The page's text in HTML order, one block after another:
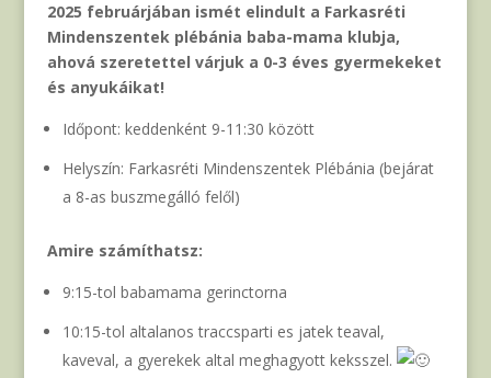
2025 februárjában ismét elindult a Farkasréti
Mindenszentek plébánia baba-mama klubja,
ahová szeretettel várjuk a 0-3 éves gyermekeket
és anyukáikat!
Időpont: keddenként 9-11:30 között
Helyszín: Farkasréti Mindenszentek Plébánia (bejárat
a 8-as buszmegálló felől)
Amire számíthatsz:
9:15-tol babamama gerinctorna
10:15-tol altalanos traccsparti es jatek teaval,
kaveval, a gyerekek altal meghagyott keksszel.